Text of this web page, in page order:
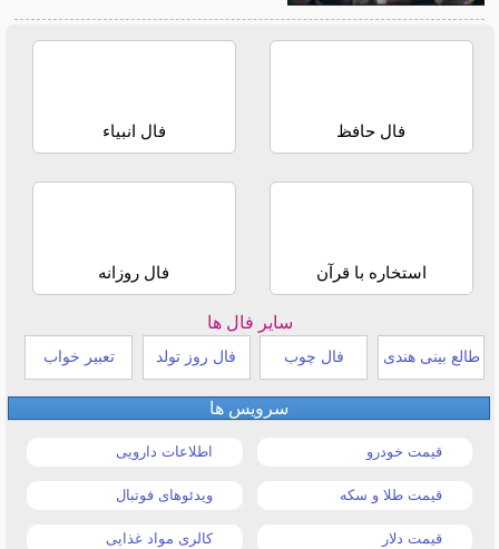
فال حافظ فال انبیاء
استخاره با قرآن فال روزانه
سایر فال ها
طالع بینی هندی فال چوب فال روز تولد تعبیر خواب
سرویس ها
قیمت خودرو اطلاعات دارویی
قیمت طلا و سکه ویدئوهای فوتبال
قیمت دلار کالری مواد غذایی